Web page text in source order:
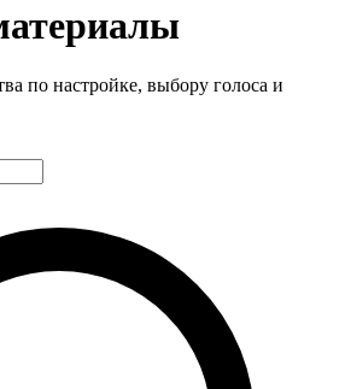
по настройке, выбору голоса и